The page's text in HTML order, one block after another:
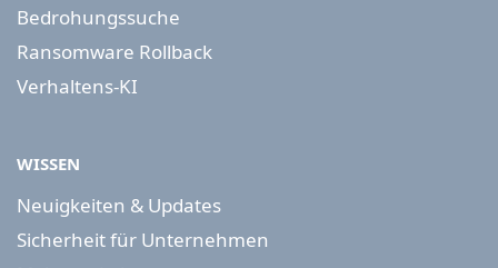
Bedrohungssuche
Ransomware Rollback
Verhaltens-KI
WISSEN
Neuigkeiten & Updates
Sicherheit für Unternehmen